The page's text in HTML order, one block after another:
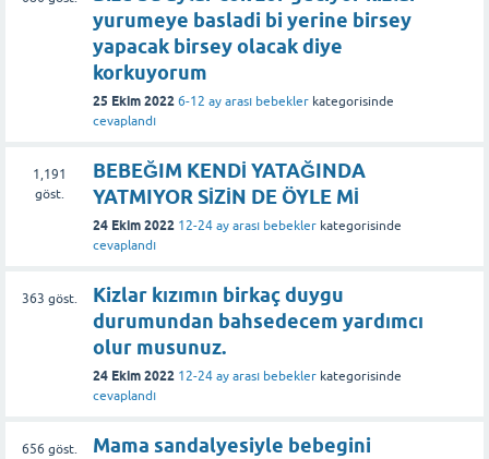
yurumeye basladi bi yerine birsey
yapacak birsey olacak diye
korkuyorum
25 Ekim 2022 6-12 ay arası bebekler kategorisinde
cevaplandı
1,191
göst.
BEBEĞIM KENDİ YATAĞINDA
YATMIYOR SİZİN DE ÖYLE Mİ
24 Ekim 2022 12-24 ay arası bebekler kategorisinde
cevaplandı
363 göst.
Kizlar kızımın birkaç duygu
durumundan bahsedecem yardımcı
olur musunuz.
24 Ekim 2022 12-24 ay arası bebekler kategorisinde
cevaplandı
656 göst.
Mama sandalyesiyle bebegini